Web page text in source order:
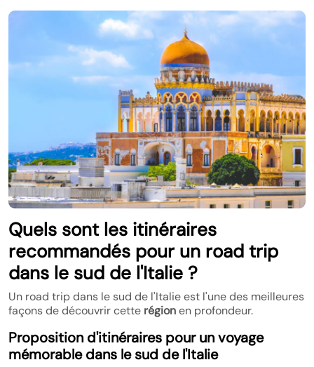
Quels sont les itinéraires
recommandés pour un road trip
dans le sud de l'Italie ?
Un road trip dans le sud de l'Italie est l'une des meilleures
façons de découvrir cette régionen profondeur.
Proposition d'itinéraires pour un voyage
mémorable dans le sud de l'Italie